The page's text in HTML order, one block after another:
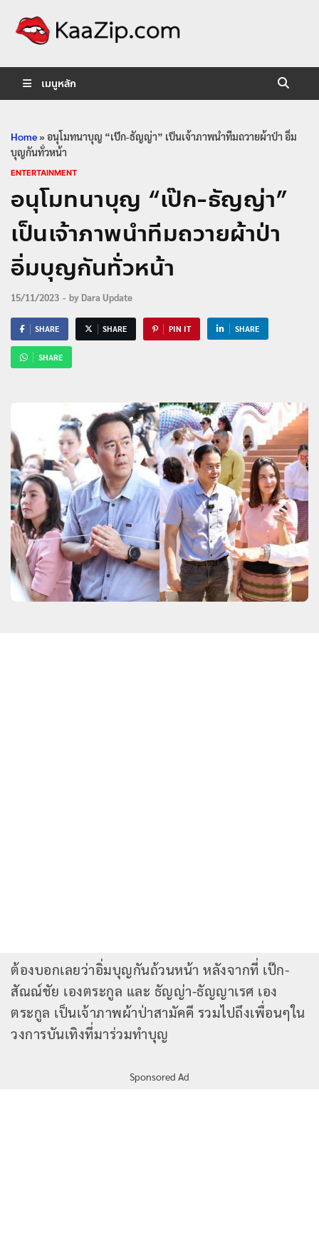
เมนูหลัก
Home»อนุโมทนาบุญ “เป๊ก-ธัญญ่า” เป็นเจ้าภาพนำทีมถวายผ้าป่า อิ่ม
บุญกันทั่วหน้า
ENTERTAINMENT
อนุโมทนาบุญ “เป๊ก-ธัญญ่า”
เป็นเจ้าภาพนำทีมถวายผ้าป่า
อิ่มบุญกันทั่วหน้า
15/11/2023 - by Dara Update
SHARE SHARE PIN IT SHARE
SHARE
ต้องบอกเลยว่าอิ่มบุญกันถ้วนหน้า หลังจากที่ เป๊ก-
สัณณ์ชัย เองตระกูล และ ธัญญ่า-ธัญญาเรศ เอง
ตระกูล เป็นเจ้าภาพผ้าป่าสามัคคี รวมไปถึงเพื่อนๆใน
วงการบันเทิงที่มาร่วมทำบุญ
Sponsored Ad